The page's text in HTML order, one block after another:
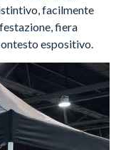
facilmente
fiera
espositivo.